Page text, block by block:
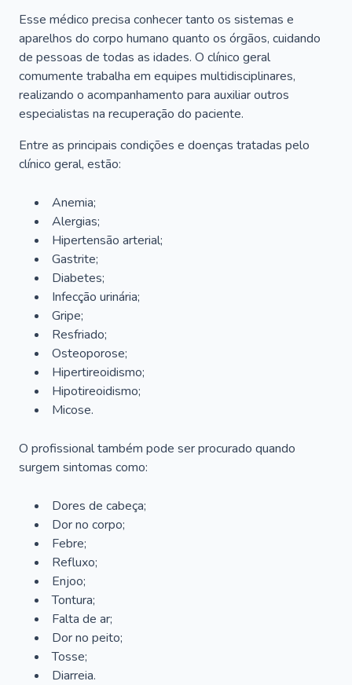
Esse médico precisa conhecer tanto os sistemas e
aparelhos do corpo humano quanto os órgãos, cuidando
de pessoas de todas as idades. O clínico geral
comumente trabalha em equipes multidisciplinares,
realizando o acompanhamento para auxiliar outros
especialistas na recuperação do paciente.
Entre as principais condições e doenças tratadas pelo
clínico geral, estão:
Anemia;
Alergias;
Hipertensão arterial;
Gastrite;
Diabetes;
Infecção urinária;
Gripe;
Resfriado;
Osteoporose;
Hipertireoidismo;
Hipotireoidismo;
Micose.
O profissional também pode ser procurado quando
surgem sintomas como:
Dores de cabeça;
Dor no corpo;
Febre;
Refluxo;
Enjoo;
Tontura;
Falta de ar;
Dor no peito;
Tosse;
Diarreia.